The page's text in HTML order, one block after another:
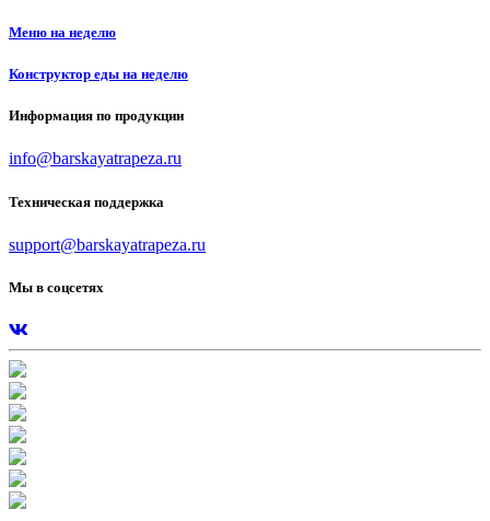
Меню на неделю
Конструктор еды на неделю
Информация по продукции
info@barskayatrapeza.ru
Техническая поддержка
support@barskayatrapeza.ru
Мы в соцсетях